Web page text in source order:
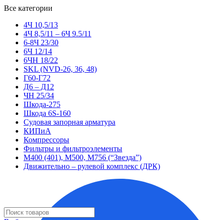
Все категории
4Ч 10,5/13
4Ч 8,5/11 – 6Ч 9.5/11
6-8Ч 23/30
6Ч 12/14
6ЧН 18/22
SKL (NVD-26, 36, 48)
Г60-Г72
Д6 – Д12
ЧН 25/34
Шкода-275
Шкода 6S-160
Судовая запорная арматура
КИПиА
Компрессоры
Фильтры и фильтроэлементы
М400 (401), М500, М756 (“Звезда”)
Движительно – рулевой комплекс (ДРК)